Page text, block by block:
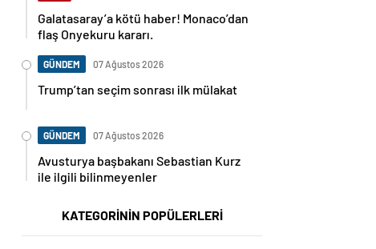
Galatasaray’a kötü haber! Monaco’dan
flaş Onyekuru kararı.
GÜNDEM 07 Ağustos 2026
Trump’tan seçim sonrası ilk mülakat
GÜNDEM 07 Ağustos 2026
Avusturya başbakanı Sebastian Kurz
ile ilgili bilinmeyenler
KATEGORİNİN POPÜLERLERİ